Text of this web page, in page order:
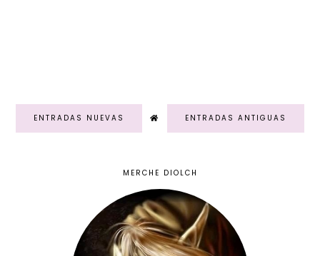
ENTRADAS NUEVAS ENTRADAS ANTIGUAS
MERCHE DIOLCH